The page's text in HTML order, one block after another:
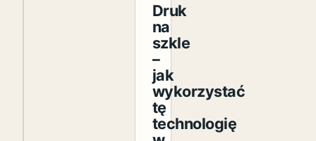
Druk
na
szkle
–
jak
wykorzystać
tę
technologię